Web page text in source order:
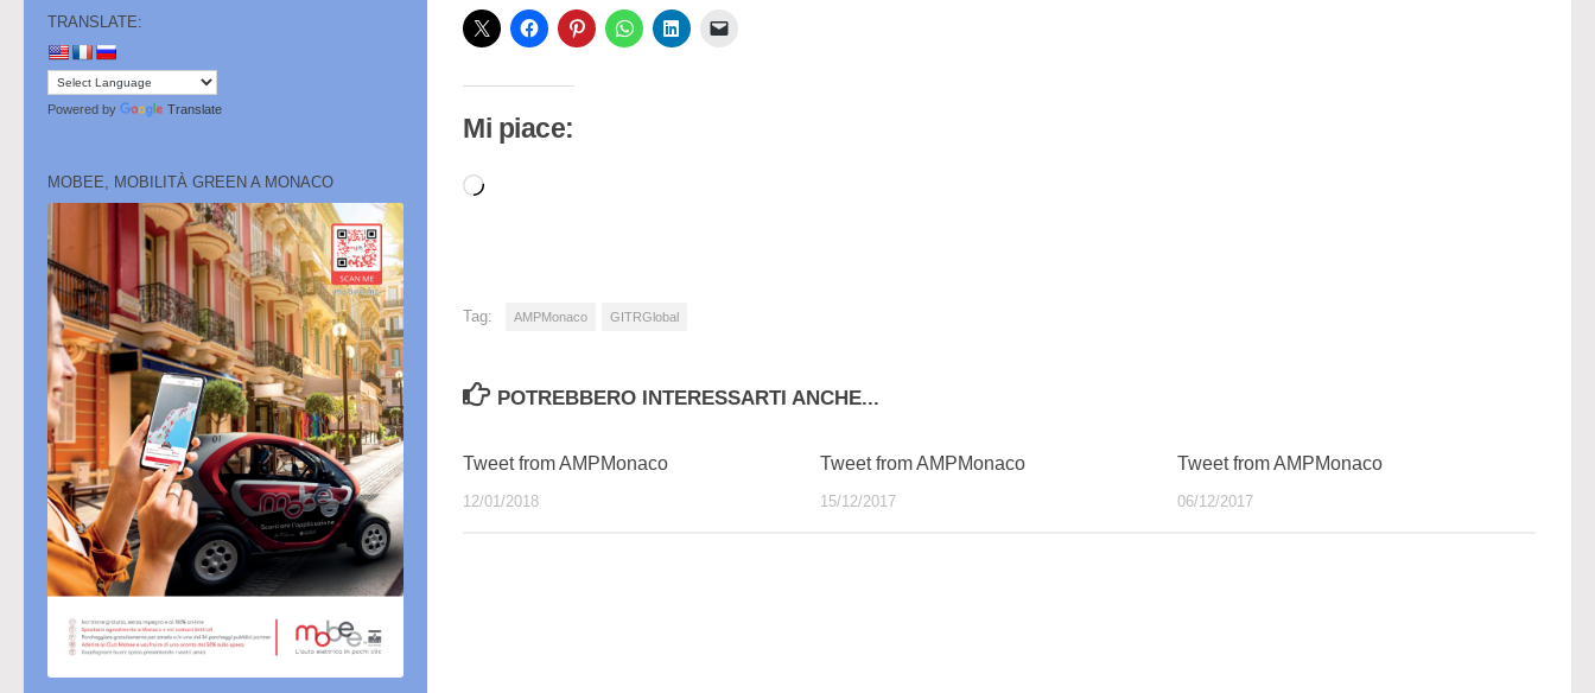
Mi piace:
Caricamento
Tag: AMPMonaco GITRGlobal
POTREBBERO INTERESSARTI ANCHE...
Tweet from AMPMonaco
12/01/2018
Tweet from AMPMonaco
15/12/2017
Tweet from AMPMonaco
06/12/2017
TRANSLATE:
Powered by Translate
MOBEE, MOBILITÀ GREEN A MONACO